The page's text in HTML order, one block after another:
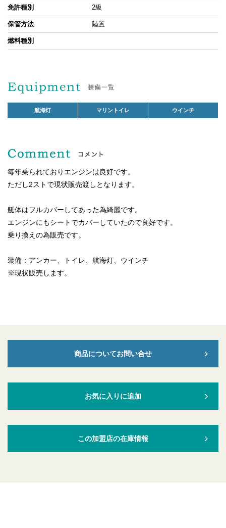
免許種別 2級
保管方法 陸置
燃料種別
航海灯 マリントイレ ウインチ
毎年乗られておりエンジンは良好です。
ただし2ストで現状販売渡しとなります。
艇体はフルカバーしてあった為綺麗です。
エンジンにもシートでカバーしていたので良好です。
乗り換えの為販売です。
装備：アンカー、トイレ、航海灯、ウインチ
※現状販売します。
商品についてお問い合せ
お気に入りに追加
この加盟店の在庫情報